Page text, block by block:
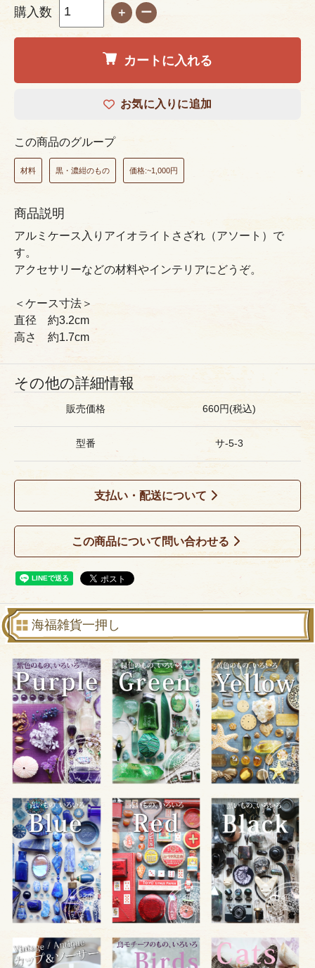
購入数 ＋ ー
カートに入れる
お気に入りに追加
この商品のグループ
材料 黒・濃紺のもの 価格:~1,000円
商品説明
アルミケース入りアイオライトさざれ（アソート）で
す。
アクセサリーなどの材料やインテリアにどうぞ。
＜ケース寸法＞
直径 約3.2cm
高さ 約1.7cm
その他の詳細情報
販売価格 660円(税込)
型番 サ-5-3
支払い・配送について
この商品について問い合わせる
海福雑貨一押し